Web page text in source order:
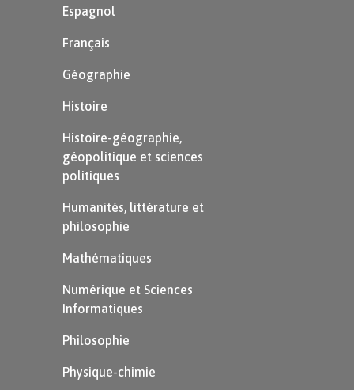
Espagnol
Français
Géographie
Histoire
Histoire-géographie,
géopolitique et sciences
politiques
Humanités, littérature et
philosophie
Mathématiques
Numérique et Sciences
Informatiques
Philosophie
Physique-chimie